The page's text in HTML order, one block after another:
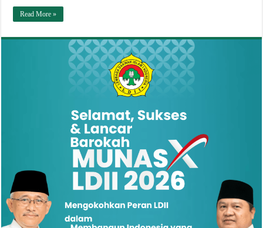
Read More »